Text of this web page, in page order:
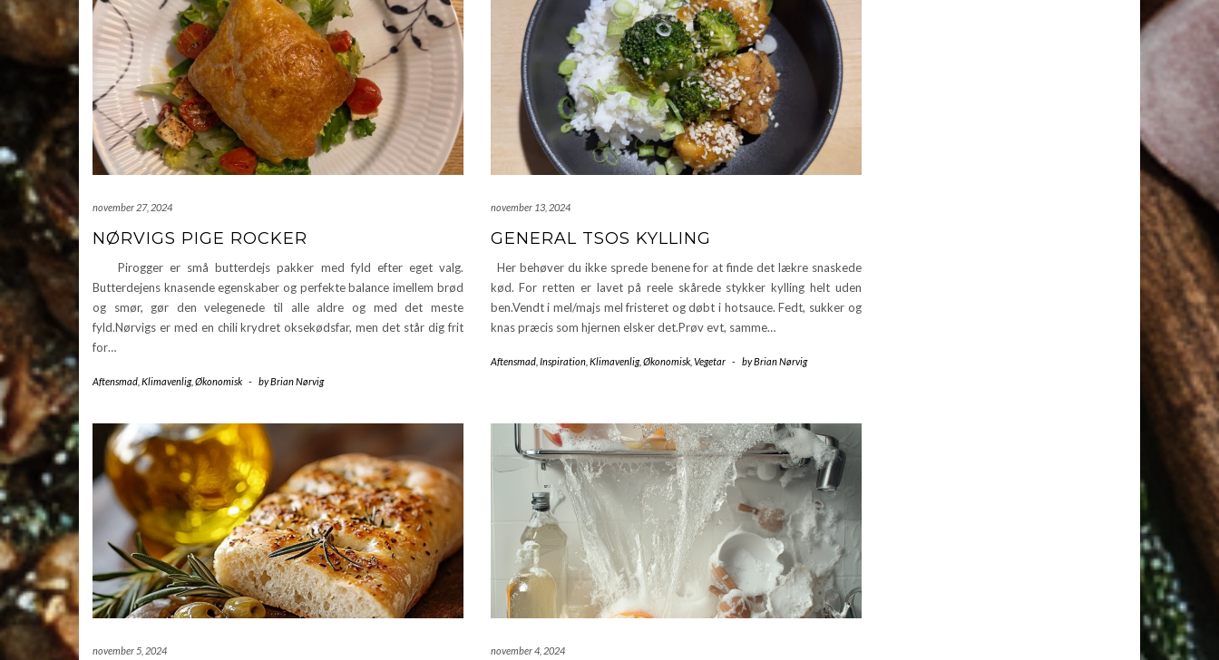
november 27, 2024
NØRVIGS PIGE ROCKER
Pirogger er små butterdejs pakker med fyld efter eget valg.
Butterdejens knasende egenskaber og perfekte balance imellem brød
og smør, gør den velegenede til alle aldre og med det meste
fyld.Nørvigs er med en chili krydret oksekødsfar, men det står dig frit
for…
Aftensmad Klimavenlig, Økonomisk - byBrian Nørvig
november 13, 2024
GENERAL TSOS KYLLING
Her behøver du ikke sprede benene for at finde det lækre snaskede
kød. For retten er lavet på reele skårede stykker kylling helt uden
ben.Vendt i mel/majs mel fristeret og døbt i hotsauce. Fedt, sukker og
knas præcis som hjernen elsker det.Prøv evt, samme…
Aftensmad, Inspiration, Klimavenlig, Økonomisk, Vegetar - byBrian Nørvig
november 5, 2024 november 4, 2024